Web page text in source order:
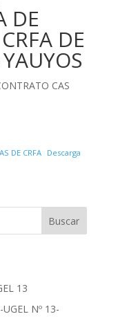
DE
DE
CAS
DE CRFA Descarga
Buscar
13
Nº 13-